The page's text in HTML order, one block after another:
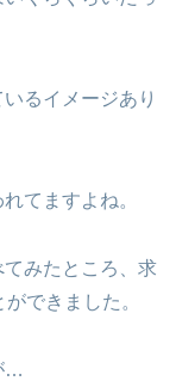
るイメージあり
てますよね。
みたところ、求
できました。
…